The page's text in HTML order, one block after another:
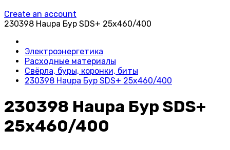
Create an account
230398 Haupa Бур SDS+ 25x460/400
Электроэнергетика
Расходные материалы
Свёрла, буры, коронки, биты
230398 Haupa Бур SDS+ 25x460/400
230398 Haupa Бур SDS+
25x460/400